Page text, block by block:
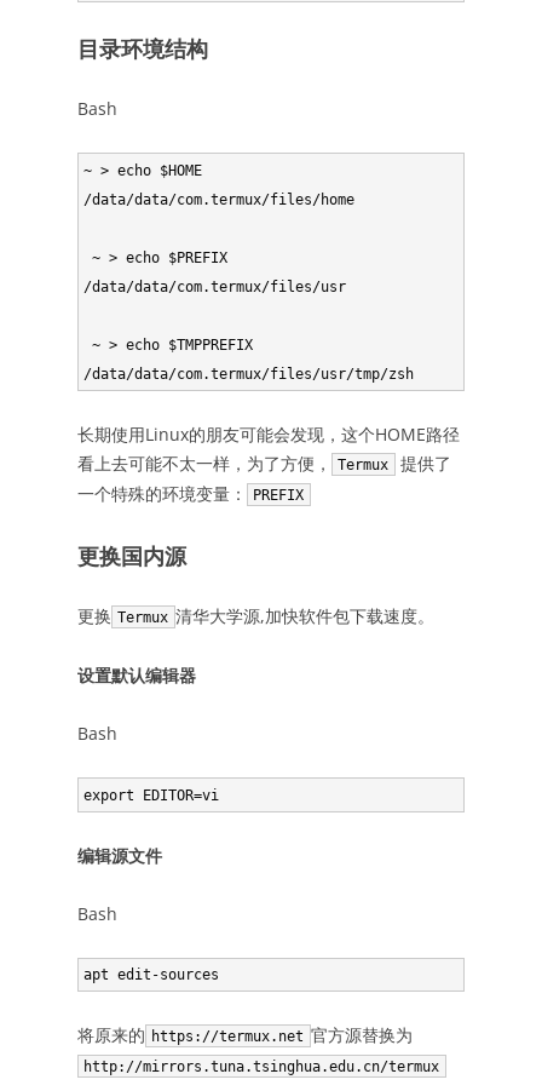
目录环境结构
Bash
~ > echo $HOME
/data/data/com.termux/files/home
~ > echo $PREFIX
/data/data/com.termux/files/usr
~ > echo $TMPPREFIX
长期使用Linux的朋友可能会发现，这个HOME路径
看上去可能不太一样，为了方便，
Termux
提供了
一个特殊的环境变量：
PREFIX
更换国内源
更换 Termux 清华大学源,加快软件包下载速度。
设置默认编辑器
Bash
编辑源文件
Bash
将原来的 https://termux.net 官方源替换为
http://mirrors.tuna.tsinghua.edu.cn/termux